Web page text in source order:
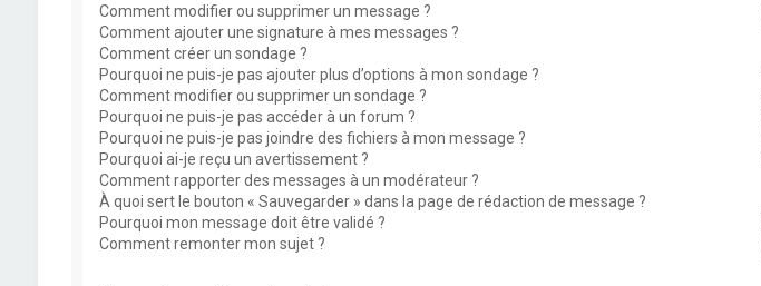
Comment modifier ou supprimer un message ?
Comment ajouter une signature à mes messages ?
Comment créer un sondage ?
Pourquoi ne puis-je pas ajouter plus d’options à mon sondage ?
Comment modifier ou supprimer un sondage ?
Pourquoi ne puis-je pas accéder à un forum ?
Pourquoi ne puis-je pas joindre des fichiers à mon message ?
Pourquoi ai-je reçu un avertissement ?
Comment rapporter des messages à un modérateur ?
À quoi sert le bouton « Sauvegarder » dans la page de rédaction de message ?
Pourquoi mon message doit être validé ?
Comment remonter mon sujet ?